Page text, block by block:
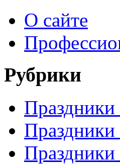
О сайте
Рубрики
Праздники
Праздники
Праздники